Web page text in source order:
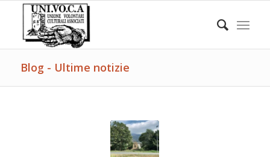
Blog - Ultime notizie